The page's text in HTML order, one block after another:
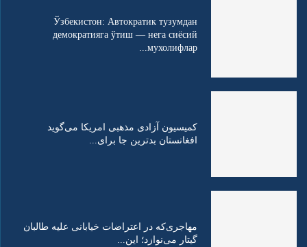
Ўзбекистон: Автократик тузумдан
демократияга ўтиш — нега сиёсий
мухолифлар...
کمیسیون آزادی مذهبی امریکا می‌گوید
افغانستان بدترین جا برای...
مهاجری‌که در اعتراضات خیابانی علیه طالبان
گیتار می‌نوازد؛ این...